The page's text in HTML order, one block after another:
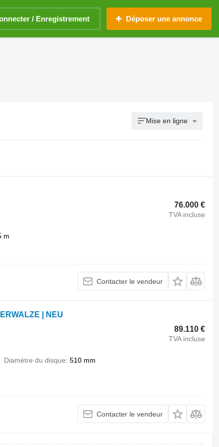
/ Enregistrement Déposer une annonce
Mise en ligne
76.000 €
TVA incluse
m
Contacter le vendeur
| NEU
89.110 €
TVA incluse
Diamètre du disque 510 mm
Contacter le vendeur